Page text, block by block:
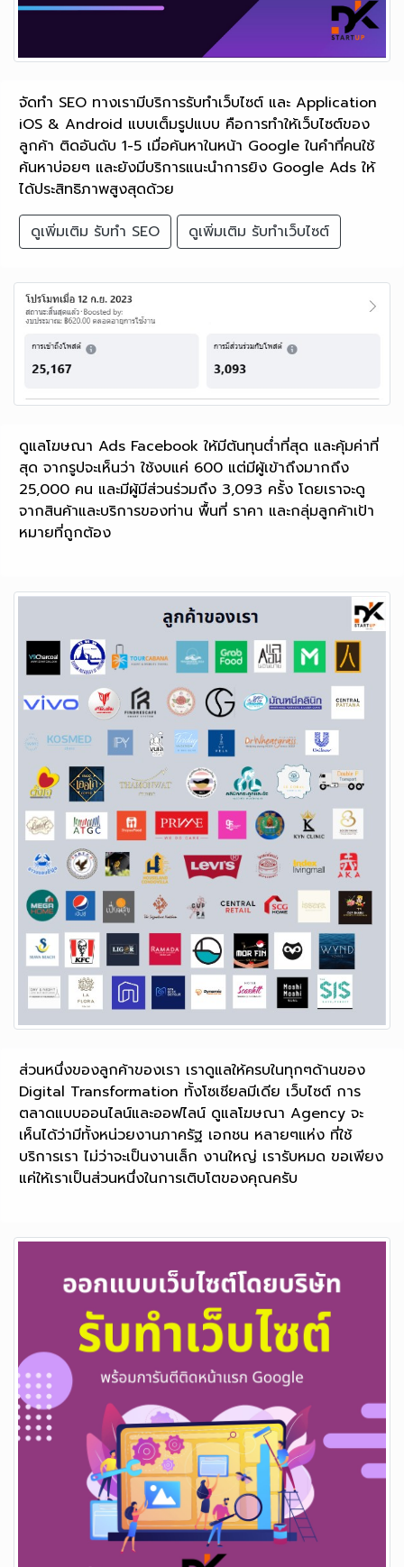
จัดทำ SEO ทางเรามีบริการรับทำเว็บไซต์ และ Application
iOS & Android แบบเต็มรูปแบบ คือการทำให้เว็บไซต์ของ
ลูกค้า ติดอันดับ 1-5 เมื่อค้นหาในหน้า Google ในคำที่คนใช้
ค้นหาบ่อยๆ และยังมีบริการแนะนำการยิง Google Ads ให้
ได้ประสิทธิภาพสูงสุดด้วย
ดูเพิ่มเติม รับทำ SEO
ดูเพิ่มเติม รับทำเว็บไซต์
ดูแลโฆษณา Ads Facebook ให้มีต้นทุนต่ำที่สุด และคุ้มค่าที่
สุด จากรูปจะเห็นว่า ใช้งบแค่ 600 แต่มีผู้เข้าถึงมากถึง
25,000 คน และมีผู้มีส่วนร่วมถึง 3,093 ครั้ง โดยเราจะดู
จากสินค้าและบริการของท่าน พื้นที่ ราคา และกลุ่มลูกค้าเป้า
หมายที่ถูกต้อง
ส่วนหนึ่งของลูกค้าของเรา เราดูแลให้ครบในทุกๆด้านของ
Digital Transformation ทั้งโซเชียลมีเดีย เว็บไซต์ การ
ตลาดแบบออนไลน์และออฟไลน์ ดูแลโฆษณา Agency จะ
เห็นได้ว่ามีทั้งหน่วยงานภาครัฐ เอกชน หลายๆแห่ง ที่ใช้
บริการเรา ไม่ว่าจะเป็นงานเล็ก งานใหญ่ เรารับหมด ขอเพียง
แค่ให้เราเป็นส่วนหนึ่งในการเติบโตของคุณครับ